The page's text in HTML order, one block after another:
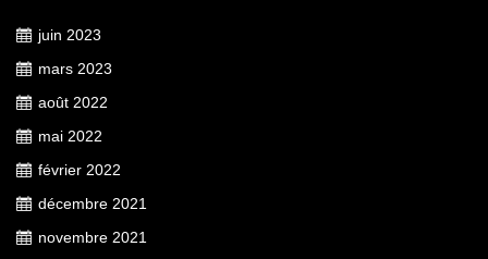
juin 2023
mars 2023
août 2022
mai 2022
février 2022
décembre 2021
novembre 2021